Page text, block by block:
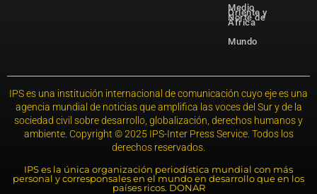
Medio
Oriente y
Norte de
África
Mundo
IPS es una institución internacional de comunicación cuyo eje es una
agencia mundial de noticias que amplifica las voces del Sur y de la
sociedad civil sobre desarrollo, globalización, derechos humanos y
ambiente. Copyright © 2025 IPS-Inter Press Service. Todos los
derechos reservados.
IPS es la única organización periodística mundial con más
personal y corresponsales en el mundo en desarrollo que en los
países ricos. DONAR